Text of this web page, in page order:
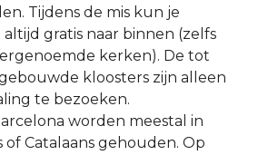
Tijdens de mis kun je
gratis naar binnen (zelfs
kerken). De tot
kloosters zijn alleen
te bezoeken.
worden meestal in
of Catalaans gehouden. Op